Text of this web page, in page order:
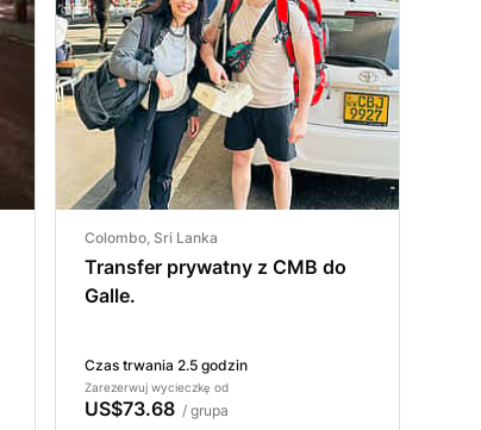
Colombo, Sri Lanka
Transfer prywatny z CMB do
Galle.
Czas trwania 2.5 godzin
Zarezerwuj wycieczkę od
US$73.68 / grupa